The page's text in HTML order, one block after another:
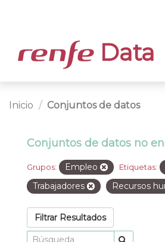
Data
Inicio Conjuntos de datos
Conjuntos de datos no
Grupos: Empleo Etiquetas:
Trabajadores
Recursos
Filtrar Resultados